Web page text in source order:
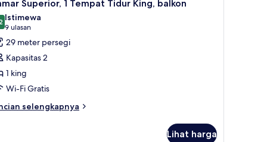
Superior, 1 Tempat Tidur King, balkon
dari 10
Istimewa
9 ulasan
(9
ulasan)
29 meter persegi
Kapasitas 2
1 king
Wi-Fi Gratis
selengkapnya
Lihat harga